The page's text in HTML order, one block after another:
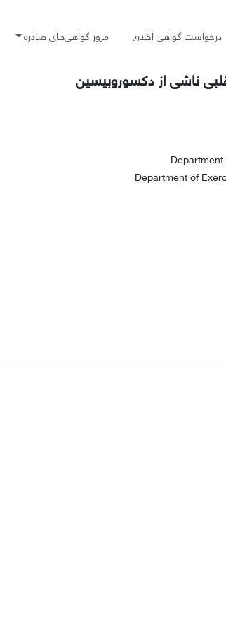
درخواست گواهی اخلاق مرور گواهی‌های صادره